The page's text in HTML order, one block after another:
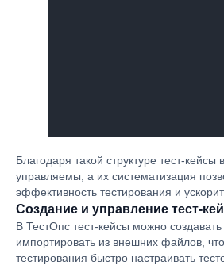
Благодаря такой структуре тест-кейсы
управляемы, а их систематизация
эффективность тестирования и
Создание и управление тест-
В ТестОпс тест-кейсы можно
импортировать из внешних файлов,
тестирования быстро настраивать